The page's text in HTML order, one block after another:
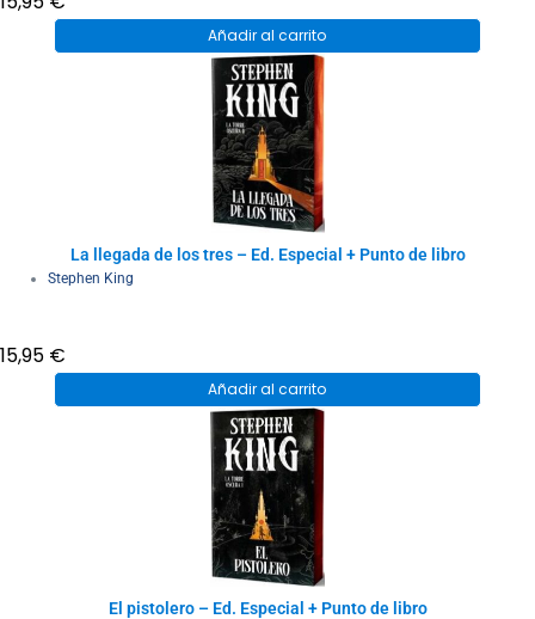
Añadir al carrito
La llegada de los tres – Ed. Especial + Punto de libro
Stephen King
15,95 €
Añadir al carrito
El pistolero – Ed. Especial + Punto de libro